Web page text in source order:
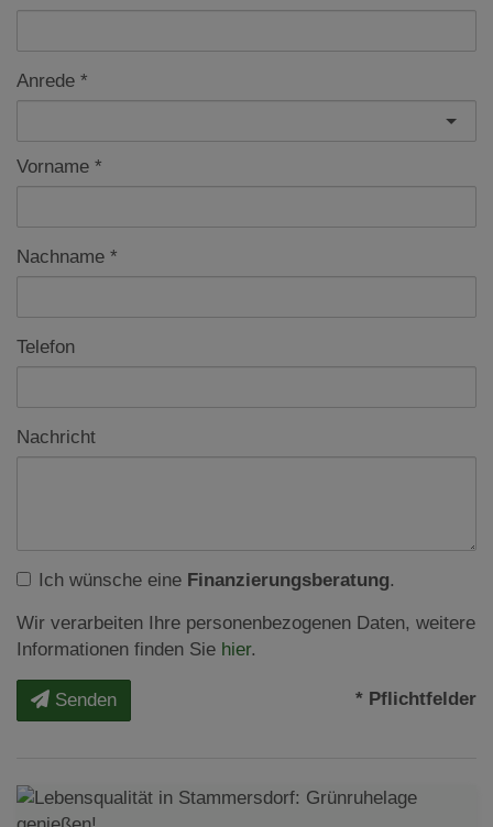
Anrede
Vorname
Nachname
Telefon
Nachricht
Ich wünsche eine Finanzierungsberatung.
Wir verarbeiten Ihre personenbezogenen Daten, weitere
Informationen finden Sie hier.
Senden * Pflichtfelder